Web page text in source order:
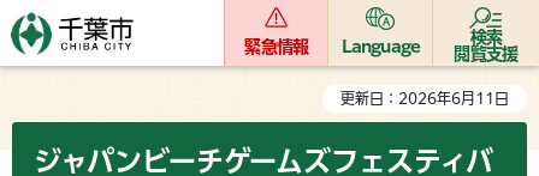
緊急情報 Language
検索
閲覧支援
更新日：2026年6月11日
ジャパンビーチゲームズフェスティバ